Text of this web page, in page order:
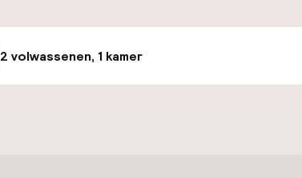
2 volwassenen, 1 kamer